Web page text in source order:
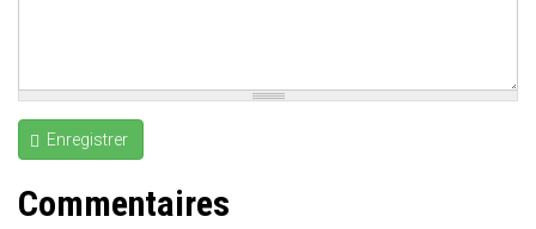
Enregistrer
Commentaires